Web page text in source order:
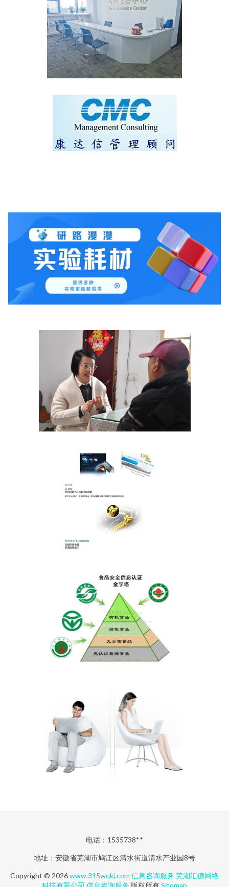
电话：1535738**
地址：安徽省芜湖市鸠江区清水街道清水产业园8号
Copyright © 2026www.315wqkj.com 信息咨询服务 芜湖汇德网络
科技有限公司 信息咨询服务 版权所有Sitemap